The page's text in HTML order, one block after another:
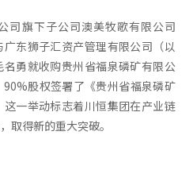
司旗下子公司澳美牧歌有限公司
东狮子汇资产管理有限公司（以
勇就收购贵州省福泉磷矿有限公
股权签署了《贵州省福泉磷矿
一举动标志着川恒集团在产业链
取得新的重大突破。